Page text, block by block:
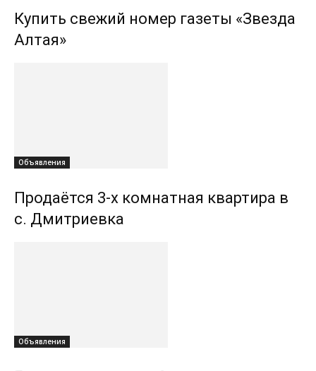
Купить свежий номер газеты «Звезда
Алтая»
Объявления
Продаётся 3-х комнатная квартира в
с. Дмитриевка
Объявления